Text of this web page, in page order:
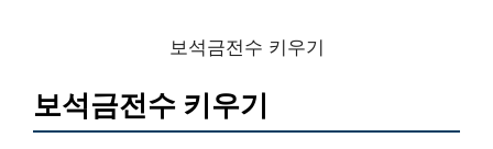
보석금전수 키우기
보석금전수 키우기